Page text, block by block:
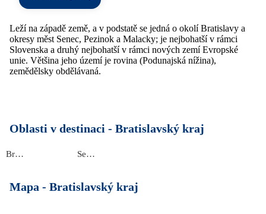
Leží na západě země, a v podstatě se jedná o okolí Bratislavy a
okresy měst Senec, Pezinok a Malacky; je nejbohatší v rámci
Slovenska a druhý nejbohatší v rámci nových zemí Evropské
unie. Většina jeho území je rovina (Podunajská nížina),
zemědělsky obdělávaná.
Oblasti v destinaci - Bratislavský kraj
Bratislava Senec
Mapa - Bratislavský kraj